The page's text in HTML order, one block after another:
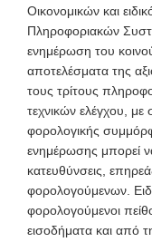
Οικονομικών και
Πληροφοριακών
ενημέρωση του
αποτελέσματα της
τους τρίτους
τεχνικών ελέγχου,
φορολογικής
ενημέρωσης μπορεί
κατευθύνσεις,
φορολογούμενων.
φορολογούμενοι
εισοδήματα και από